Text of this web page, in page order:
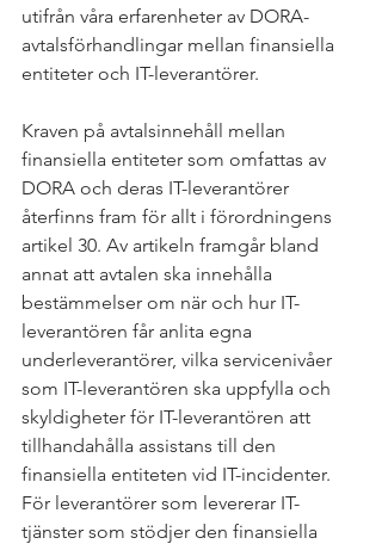
utifrån våra erfarenheter av DORA-
avtalsförhandlingar mellan finansiella
entiteter och IT-leverantörer.
Kraven på avtalsinnehåll mellan
finansiella entiteter som omfattas av
DORA och deras IT-leverantörer
återfinns fram för allt i förordningens
artikel 30. Av artikeln framgår bland
annat att avtalen ska innehålla
bestämmelser om när och hur IT-
leverantören får anlita egna
underleverantörer, vilka servicenivåer
som IT-leverantören ska uppfylla och
skyldigheter för IT-leverantören att
tillhandahålla assistans till den
finansiella entiteten vid IT-incidenter.
För leverantörer som levererar IT-
tjänster som stödjer den finansiella